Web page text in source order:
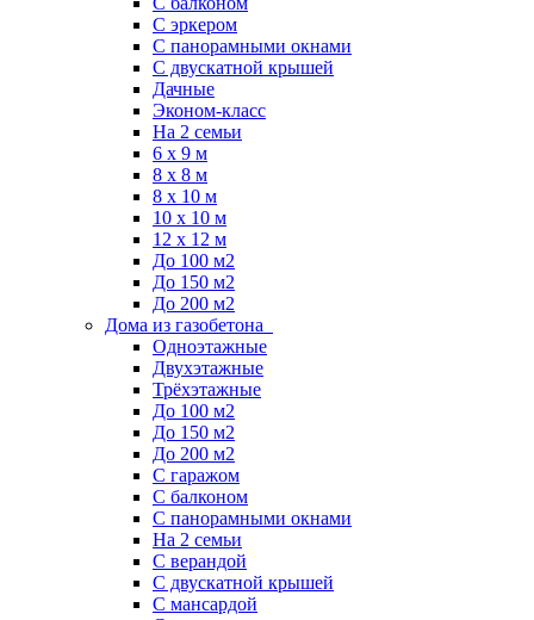
C эркером
С панорамными окнами
С двускатной крышей
Дачные
Эконом-класс
На 2 семьи
6 x 9 м
8 x 8 м
8 x 10 м
10 x 10 м
12 x 12 м
До 100 м2
До 150 м2
До 200 м2
Дома из газобетона
Одноэтажные
Двухэтажные
Трёхэтажные
До 100 м2
До 150 м2
До 200 м2
С гаражом
С балконом
С панорамными окнами
На 2 семьи
С верандой
С двускатной крышей
С мансардой